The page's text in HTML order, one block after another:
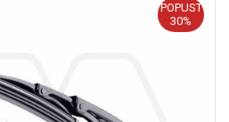
POPUST
30%